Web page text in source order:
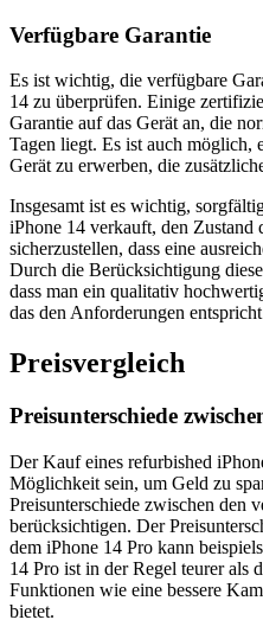
Verfügbare Garantie
Es ist wichtig, die verfügbare
14 zu überprüfen. Einige
Garantie auf das Gerät an, die
Tagen liegt. Es ist auch möglich,
Gerät zu erwerben, die
Insgesamt ist es wichtig,
iPhone 14 verkauft, den Zustand
sicherzustellen, dass eine
Durch die Berücksichtigung
dass man ein qualitativ
das den Anforderungen
Preisvergleich
Preisunterschiede
Der Kauf eines refurbished
Möglichkeit sein, um Geld zu
Preisunterschiede zwischen den
berücksichtigen. Der
dem iPhone 14 Pro kann
14 Pro ist in der Regel teurer als
Funktionen wie eine bessere
bietet.